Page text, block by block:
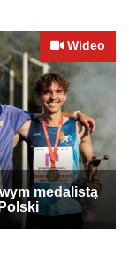
Wideo
medalistą